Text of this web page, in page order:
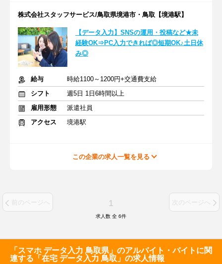
株式会社スタッフサービス/鳥取県境港市・鳥取【境港駅】
【データ入力】SNSの運用・投稿など★未
経験OK⇒PC入力できれば◎短期OK♪土日休
み◎
給与
時給1100～1200円+交通費支給
シフト
週5日 1日6時間以上
雇用形態
派遣社員
アクセス
境港駅
この企業の求人一覧を見る
前のページへ 1 次のページへ
求人数 全 6件
「スマホ データ入力 鳥取県」のアルバイト・バイトに関
連する「在宅 データ入力 鳥取」の求人情報